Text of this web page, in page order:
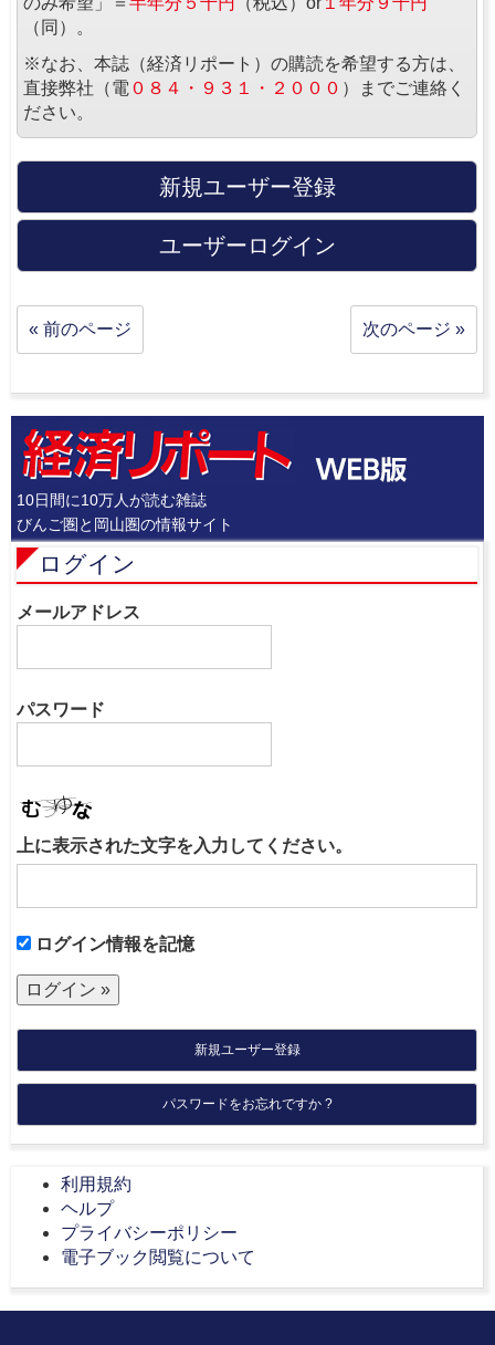
（同）。
※なお、本誌（経済リポート）の購読を希望する方は、
直接弊社（電 ０８４・９３１・２０００ ）までご連絡く
ださい。
新規ユーザー登録
ユーザーログイン
« 前のページ 次のページ »
10日間に10万人が読む雑誌
びんご圏と岡山圏の情報サイト
ログイン
メールアドレス
パスワード
上に表示された文字を入力してください。
ログイン情報を記憶
新規ユーザー登録
パスワードをお忘れですか ?
利用規約
ヘルプ
プライバシーポリシー
電子ブック閲覧について